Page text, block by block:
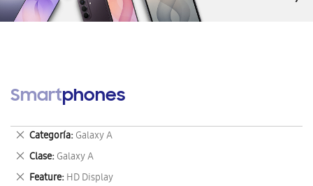
Smartphones
Categoría Galaxy A
Eliminar
este
artículo
Clase Galaxy A
Eliminar
este
Feature HD Display
Eliminar